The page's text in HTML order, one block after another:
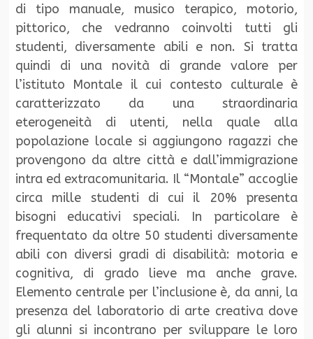
di tipo manuale, musico terapico, motorio,
pittorico, che vedranno coinvolti tutti gli
studenti, diversamente abili e non. Si tratta
quindi di una novità di grande valore per
l’istituto Montale il cui contesto culturale è
caratterizzato da una straordinaria
eterogeneità di utenti, nella quale alla
popolazione locale si aggiungono ragazzi che
provengono da altre città e dall’immigrazione
intra ed extracomunitaria. Il “Montale” accoglie
circa mille studenti di cui il 20% presenta
bisogni educativi speciali. In particolare è
frequentato da oltre 50 studenti diversamente
abili con diversi gradi di disabilità: motoria e
cognitiva, di grado lieve ma anche grave.
Elemento centrale per l’inclusione è, da anni, la
presenza del laboratorio di arte creativa dove
gli alunni si incontrano per sviluppare le loro